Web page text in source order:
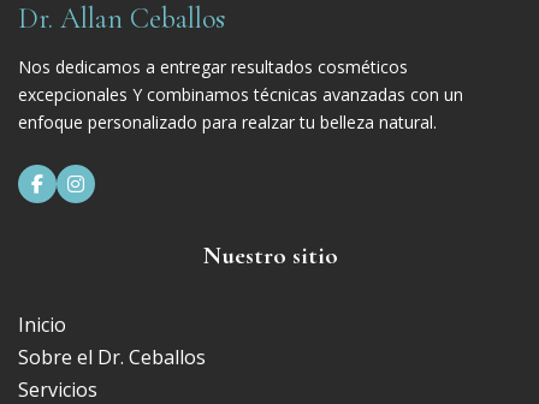
Dr. Allan Ceballos
Nos dedicamos a entregar resultados cosméticos
excepcionales Y combinamos técnicas avanzadas con un
enfoque personalizado para realzar tu belleza natural.
 
Nuestro sitio
Inicio
Sobre el Dr. Ceballos
Servicios